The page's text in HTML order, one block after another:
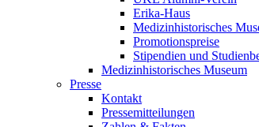
Erika-Haus
Medizinhistorisches
Promotionspreise
Stipendien und
Medizinhistorisches Museum
Presse
Kontakt
Pressemitteilungen